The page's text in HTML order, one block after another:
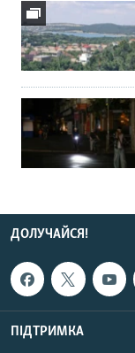
ДОЛУЧАЙСЯ!
ПІДТРИМКА